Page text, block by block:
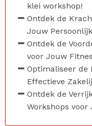
klei workshop!
Ontdek de
Jouw
Ontdek de
voor Jouw
Optimaliseer de
Effectieve
Ontdek de
Workshops voor